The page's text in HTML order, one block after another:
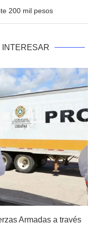
200 mil pesos
Armadas a través